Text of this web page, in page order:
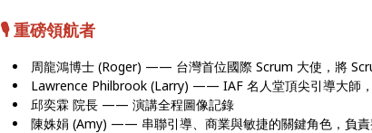
🎙️ 重磅領航者
周龍鴻博士 (Roger) —— 台灣首位國際 Scrum 大使，將
Lawrence Philbrook (Larry) —— IAF 名人堂頂尖引導大師，
邱奕霖 院長 —— 演講全程圖像記錄
陳姝娟 (Amy) —— 串聯引導、商業與敏捷的關鍵角色，負責